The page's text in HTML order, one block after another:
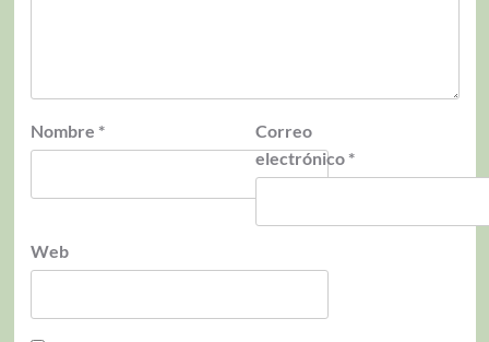
Nombre *
Correo
electrónico *
Web